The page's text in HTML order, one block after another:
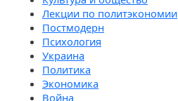
Лекции по политэкономии
Постмодерн
Психология
Украина
Политика
Экономика
Война